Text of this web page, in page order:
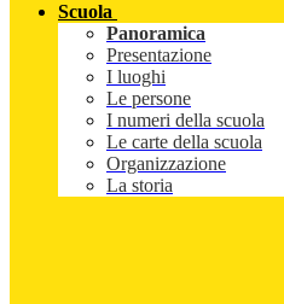
Scuola
Panoramica
Presentazione
I luoghi
Le persone
I numeri della scuola
Le carte della scuola
Organizzazione
La storia